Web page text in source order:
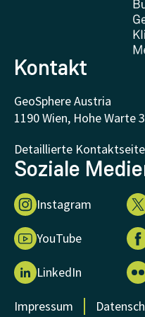
FAQ - Häufig gestellte
Forschung unterstützen
Kontakt
GeoSphere Austria
1190 Wien, Hohe Warte
Detaillierte Kontaktseite
Soziale
Instagram
YouTube
LinkedIn
Impressum